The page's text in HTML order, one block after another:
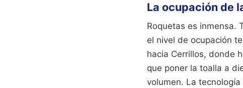
La ocupación de
Roquetas es inmensa.
el nivel de ocupación
hacia Cerrillos, donde
que poner la toalla a
volumen. La